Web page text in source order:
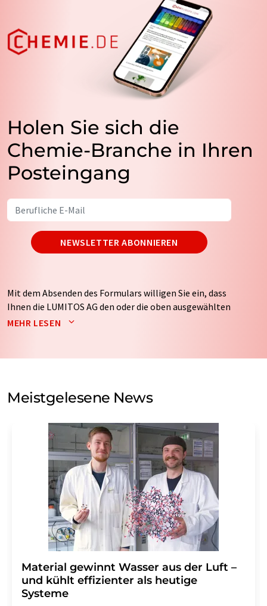
Holen Sie sich die
Chemie-Branche in Ihren
Posteingang
NEWSLETTER ABONNIEREN
Mit dem Absenden des Formulars willigen Sie ein, dass
Ihnen die LUMITOS AG den oder die oben ausgewählten
Newsletter per E-Mail zusendet. Ihre Daten werden
auf Basis unsererDatenschutzerklärung. LUMITOS darf
Meinungsforschung per E-Mail kontaktieren. Ihre
Einwilligung können Sie jederzeit ohne Angabe von
Str. 2, 12489 Berlin oder per E-Mail unter
widerruf@lumitos.commit Wirkung für die Zukunft
widerrufen. Zudem ist in jeder E-Mail ein Link zur
Abbestellung des entsprechenden Newsletters
enthalten.
MEHR LESEN
Meistgelesene News
Material gewinnt Wasser aus der Luft –
und kühlt effizienter als heutige
Systeme